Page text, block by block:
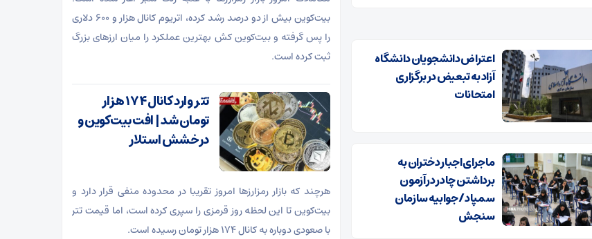
اعتراض دانشجویان دانشگاه
آزاد به تبعیض در برگزاری
امتحانات
ماجرای اجبار دختران به
برداشتن چادر در آزمون
سمپاد/ جوابیه سازمان
سنجش
بیت‌کوین بیش از دو درصد رشد کرده، اتریوم کانال هزار و ۶۰۰ دلاری
را پس گرفته و بیت‌کوین کش بهترین عملکرد را میان ارزهای بزرگ
ثبت کرده است.
تتر وارد کانال ۱۷۴ هزار
تومان شد | افت بیت‌کوین و
درخشش استلار
هرچند که بازار رمزارز‌ها امروز تقریبا در محدوده منفی قرار دارد و
بیت‌کوین تا این لحظه روز قرمزی را سپری کرده است، اما قیمت تتر
با صعودی دوباره به کانال ۱۷۴ هزار تومان رسیده است.